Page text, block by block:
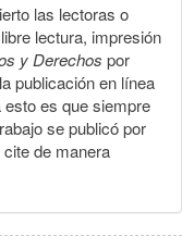
las lectoras o
lectura, impresión
y Derechos por
publicación en línea
es que siempre
se publicó por
de manera